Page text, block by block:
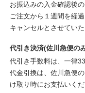
お振込みの入金確認後の
ご注文から１週間を経
キャンセルとさせていた
代引き決済(佐川急便の
代引き手数料は、一律
代金引換は、佐川急便
け取り時にお支払いく